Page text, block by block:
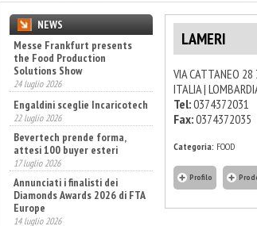
LAMERI
VIA CATTANEO
ITALIA |
Tel:0374372031
Fax:0374372035
Categoria: FOOD
Profilo
NEWS
Messe Frankfurt presents
the Food Production
Solutions Show
24 luglio 2026
Engaldini sceglie Incaricotech
22 luglio 2026
Bevertech prende forma,
attesi 100 buyer esteri
17 luglio 2026
Annunciati i finalisti dei
Diamonds Awards 2026 di FTA
Europe
14 luglio 2026